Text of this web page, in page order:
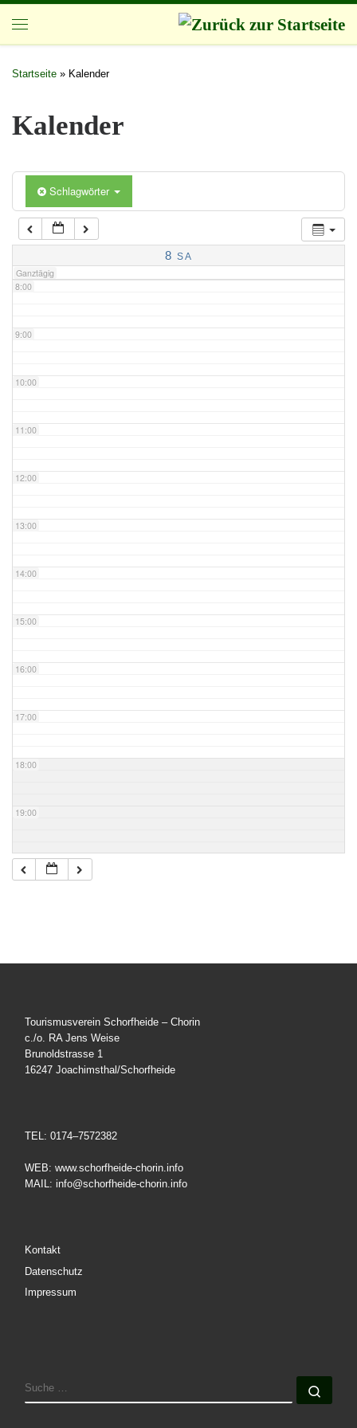
Zum Inhalt springen
Startseite » Kalender
Kalender
Schlagwörter
8 SA
Ganztägig
3:00
7:00
8:00
9:00
10:00
11:00
12:00
13:00
14:00
15:00
16:00
17:00
18:00
19:00
20:00
Tourismusverein Schorfheide – Chorin
c./o. RA Jens Weise
Brunoldstrasse 1
16247 Joachimsthal/Schorfheide
TEL: 0174–7572382
WEB: www.schorfheide-chorin.info
MAIL: info@schorfheide-chorin.info
Kontakt
Datenschutz
Impressum